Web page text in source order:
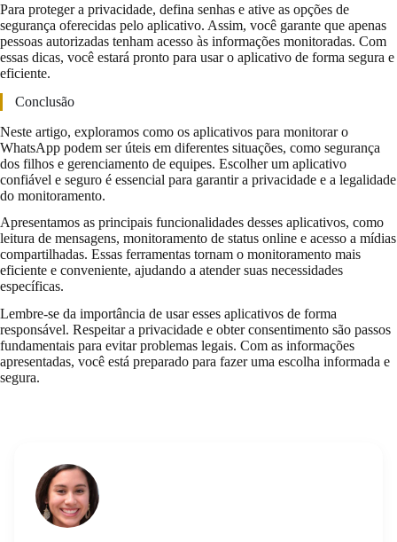
Para proteger a privacidade, defina senhas e ative as opções de
segurança oferecidas pelo aplicativo. Assim, você garante que apenas
pessoas autorizadas tenham acesso às informações monitoradas. Com
essas dicas, você estará pronto para usar o aplicativo de forma segura e
eficiente.
Conclusão
Neste artigo, exploramos como os aplicativos para monitorar o
WhatsApp podem ser úteis em diferentes situações, como segurança
dos filhos e gerenciamento de equipes. Escolher um aplicativo
confiável e seguro é essencial para garantir a privacidade e a legalidade
do monitoramento.
Apresentamos as principais funcionalidades desses aplicativos, como
leitura de mensagens, monitoramento de status online e acesso a mídias
compartilhadas. Essas ferramentas tornam o monitoramento mais
eficiente e conveniente, ajudando a atender suas necessidades
específicas.
Lembre-se da importância de usar esses aplicativos de forma
responsável. Respeitar a privacidade e obter consentimento são passos
fundamentais para evitar problemas legais. Com as informações
apresentadas, você está preparado para fazer uma escolha informada e
segura.